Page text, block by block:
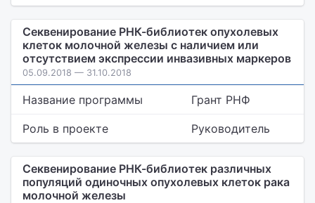
Секвенирование РНК-библиотек опухолевых
клеток молочной железы с наличием или
отсутствием экспрессии инвазивных маркеров
05.09.2018 — 31.10.2018
Название программы Грант РНФ
Роль в проекте Руководитель
Секвенирование РНК-библиотек различных
популяций одиночных опухолевых клеток рака
молочной железы